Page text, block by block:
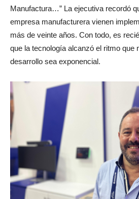
Manufactura…” La ejecutiva recordó
empresa manufacturera vienen
más de veinte años. Con todo, es
que la tecnología alcanzó el ritmo que
desarrollo sea exponencial.